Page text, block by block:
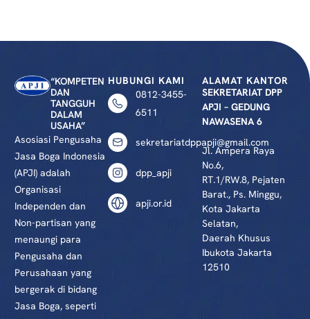
“KOMPETEN
DAN
TANGGUH
DALAM
USAHA”
Asosiasi Pengusaha
Jasa Boga Indonesia
(APJI) adalah
Organisasi
Independen dan
Non-partisan yang
menaungi para
Pengusaha dan
Perusahaan yang
bergerak di bidang
Jasa Boga, seperti
HUBUNGI KAMI
0812-3455-
6511
sekretariatdppapji@gmail.com
dpp_apji
apji.or.id
ALAMAT KANTOR
SEKRETARIAT DPP
APJI – GEDUNG
NAWASENA 6
Jl. Ampera Raya
No.6,
RT.1/RW.8, Pejaten
Barat., Ps. Minggu,
Kota Jakarta
Selatan,
Daerah Khusus
Ibukota Jakarta
12510